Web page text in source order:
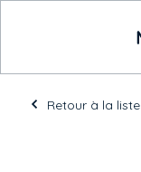
Retour à la liste